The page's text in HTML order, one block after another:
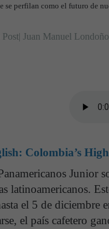
se perfilan como el futuro de
Juan Manuel Londoño
Colombia’s
Junior
latinoamericanos.
el 5 de diciembre
el país cafetero